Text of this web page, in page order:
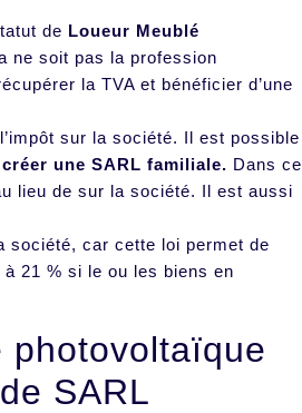
de Loueur Meublé
ne soit pas la profession
la TVA et bénéficier d’une
sur la société. Il est possible
créer une SARL familiale. Dans ce
lieu de sur la société. Il est aussi
société, car cette loi permet de
21 % si le ou les biens en
photovoltaïque
SARL